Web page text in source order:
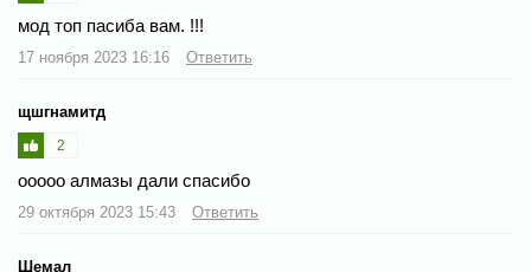
мод топ пасиба вам. !!!
17 ноября 2023 16:16 Ответить
щшгнамитд
2
ооооо алмазы дали спасибо
29 октября 2023 15:43 Ответить
Шемал